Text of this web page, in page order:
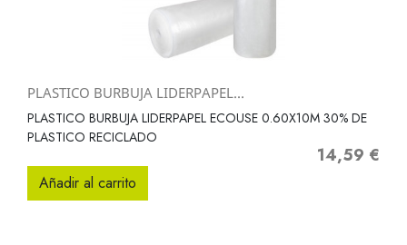
PLASTICO BURBUJA LIDERPAPEL...
PLASTICO BURBUJA LIDERPAPEL ECOUSE 0.60X10M 30% DE
PLASTICO RECICLADO
Precio
14,59 €
Añadir al carrito